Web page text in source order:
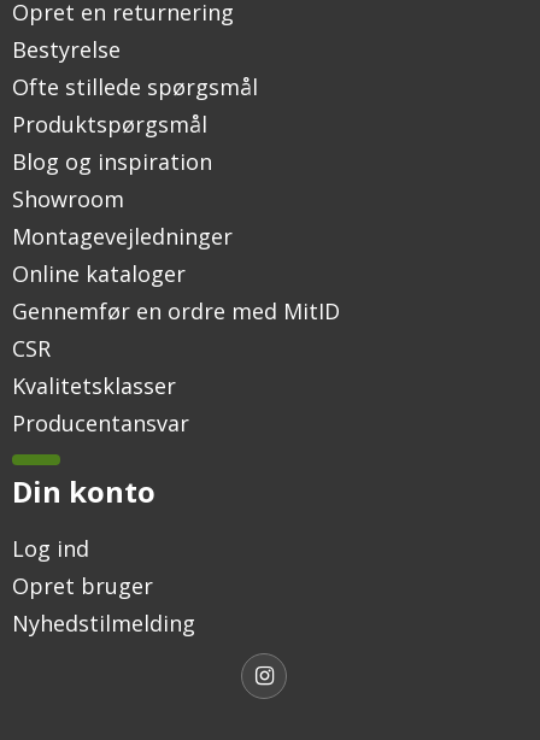
Opret en returnering
Bestyrelse
Ofte stillede spørgsmål
Produktspørgsmål
Blog og inspiration
Showroom
Montagevejledninger
Online kataloger
Gennemfør en ordre med MitID
CSR
Kvalitetsklasser
Producentansvar
Din konto
Log ind
Opret bruger
Nyhedstilmelding